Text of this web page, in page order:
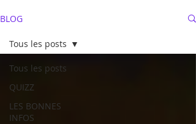
BLOG
Tous les posts
QUIZZ
LES BONNES
INFOS
Tous les posts